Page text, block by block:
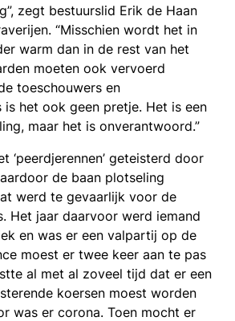
zegt bestuurslid Erik de Haan
“Misschien wordt het in
warm dan in de rest van het
moeten ook vervoerd
toeschouwers en
is het ook geen pretje. Het is een
maar het is onverantwoord.”
‘peerdjerennen’ geteisterd door
de baan plotseling
werd te gevaarlijk voor de
Het jaar daarvoor werd iemand
en was er een valpartij op de
moest er twee keer aan te pas
al met al zoveel tijd dat er een
koersen moest worden
was er corona. Toen mocht er